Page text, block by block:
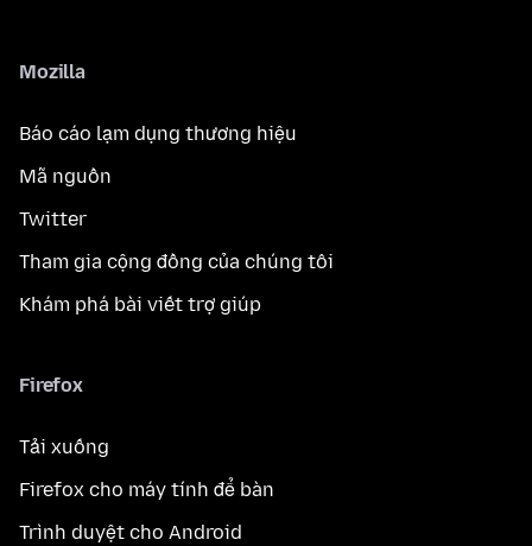
Mozilla
Báo cáo lạm dụng thương hiệu
Mã nguồn
Twitter
Tham gia cộng đồng của chúng tôi
Khám phá bài viết trợ giúp
Firefox
Tải xuống
Firefox cho máy tính để bàn
Trình duyệt cho Android